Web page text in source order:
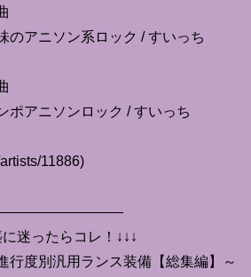
のアニソン系ロック / すいっち
ポアニソンロック / すいっち
11886)
迷ったらコレ！↓↓↓
行度別汎用ランス装備【総集編】～